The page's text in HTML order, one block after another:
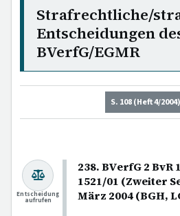
Strafrechtliche/
Entscheidungen
BVerfG/EGMR
S. 108 (Heft 4/2004)
238. BVerfG 2 BvR
1521/01 (Zweiter
März 2004 (BGH,
Entscheidung
aufrufen